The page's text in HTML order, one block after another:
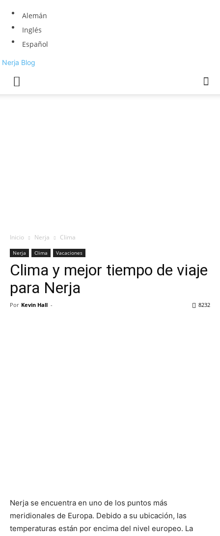
Alemán
Inglés
Español
Nerja Blog
Inicio Nerja Clima
Nerja Clima Vacaciones
Clima y mejor tiempo de viaje
para Nerja
Por Kevin Hall - 8232
Nerja se encuentra en uno de los puntos más
meridionales de Europa. Debido a su ubicación, las
temperaturas están por encima del nivel europeo. La